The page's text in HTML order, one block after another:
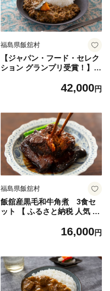
福島県飯舘村
【ジャパン・フード・セレク
ション グランプリ受賞！】飯
ット 【 ふるさと納税 人気 お
ャ 南瓜 いいたて雪っ子かぼ
ちゃ 和牛 黒毛和牛 マイルド
レトルト 保存 常備菜 福島 飯
舘村 ジャパンフードセレクシ
ョン 】 ITTAH003
42,000円
福島県飯舘村
飯舘産黒毛和牛角煮 3食セ
ット 【 ふるさと納税 人気 お
黒毛和牛 おかず 丼 角煮丼 レ
16,000円